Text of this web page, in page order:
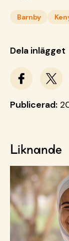
Barnby
Dela inlägget
Publicerad:
Liknande